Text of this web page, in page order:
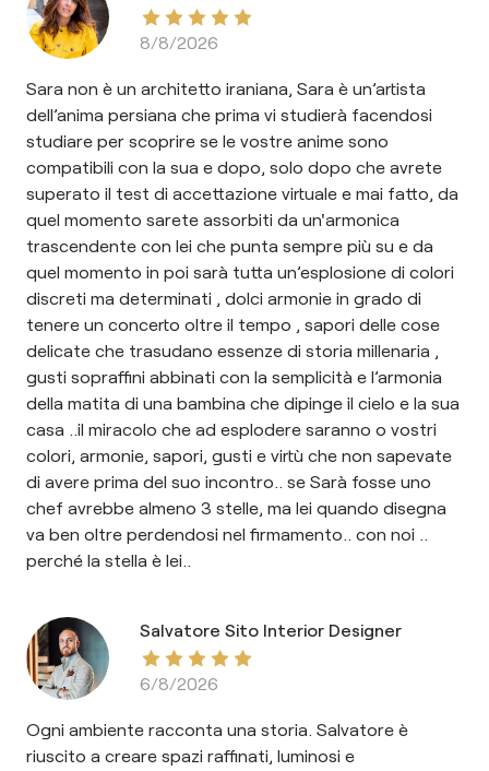
8/8/2026
Sara non è un architetto iraniana, Sara è un’artista
dell’anima persiana che prima vi studierà facendosi
studiare per scoprire se le vostre anime sono
compatibili con la sua e dopo, solo dopo che avrete
superato il test di accettazione virtuale e mai fatto, da
quel momento sarete assorbiti da un'armonica
trascendente con lei che punta sempre più su e da
quel momento in poi sarà tutta un’esplosione di colori
discreti ma determinati , dolci armonie in grado di
tenere un concerto oltre il tempo , sapori delle cose
delicate che trasudano essenze di storia millenaria ,
gusti sopraffini abbinati con la semplicità e l’armonia
della matita di una bambina che dipinge il cielo e la sua
casa ..il miracolo che ad esplodere saranno o vostri
colori, armonie, sapori, gusti e virtù che non sapevate
di avere prima del suo incontro.. se Sarà fosse uno
chef avrebbe almeno 3 stelle, ma lei quando disegna
va ben oltre perdendosi nel firmamento.. con noi ..
perché la stella è lei..
Salvatore Sito Interior Designer
6/8/2026
Ogni ambiente racconta una storia. Salvatore è
riuscito a creare spazi raffinati, luminosi e